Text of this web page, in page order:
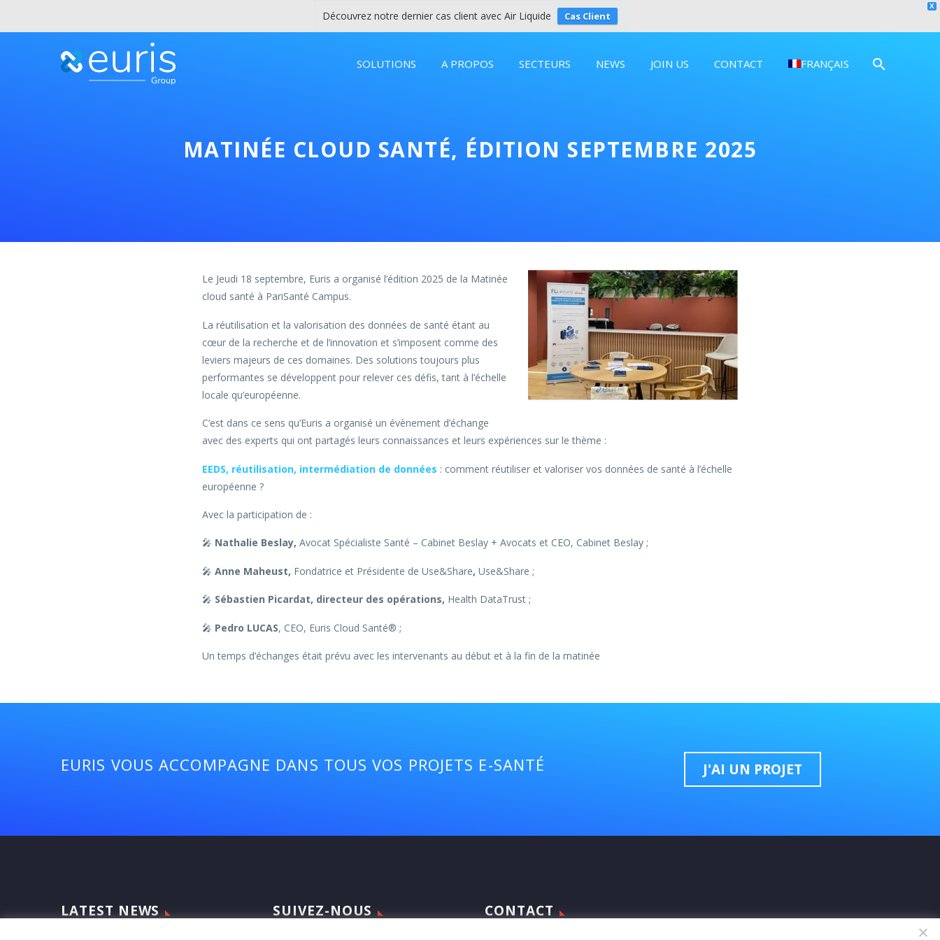
X
Découvrez notre dernier cas client avec Air Liquide Cas Client
SOLUTIONS A PROPOS SECTEURS NEWS JOIN US CONTACT FRANÇAIS
MATINÉE CLOUD SANTÉ, ÉDITION SEPTEMBRE 2025
Le Jeudi 18 septembre, Euris a organisé l’édition 2025 de la Matinée
cloud santé à PariSanté Campus.
La réutilisation et la valorisation des données de santé étant au
cœur de la recherche et de l’innovation et s’imposent comme des
leviers majeurs de ces domaines. Des solutions toujours plus
performantes se développent pour relever ces défis, tant à l’échelle
locale qu’européenne.
C’est dans ce sens qu’Euris a organisé un évènement d’échange
avec des experts qui ont partagés leurs connaissances et leurs expériences sur le thème :
EEDS, réutilisation, intermédiation de données : comment réutiliser et valoriser vos données de santé à l’échelle
européenne ?
Avec la participation de :
🎤 Nathalie Beslay, Avocat Spécialiste Santé – Cabinet Beslay + Avocats et CEO, Cabinet Beslay ;
🎤 Anne Maheust, Fondatrice et Présidente de Use&Share, Use&Share ;
🎤 Sébastien Picardat, directeur des opérations, Health DataTrust ;
🎤 Pedro LUCAS, CEO, Euris Cloud Santé® ;
Un temps d’échanges était prévu avec les intervenants au début et à la fin de la matinée
EURIS VOUS ACCOMPAGNE DANS TOUS VOS PROJETS E-SANTÉ J'AI UN PROJET
LATEST NEWS SUIVEZ-NOUS CONTACT